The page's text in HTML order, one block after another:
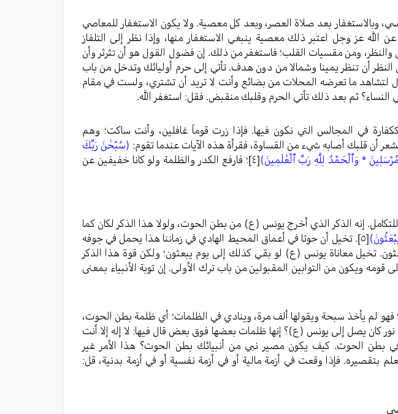
وبالاستغفار بعد صلاة العصر، وبعد كل معصية. ولا يكون الاستغفار للمعاصي
الله عز وجل اعتبر ذلك معصية ينبغي الاستغفار منها، وإذا نظر إلى التلفاز
ومن مقسيات القلب؛ فاستغفر من ذلك. إن فضول القول هو أن تثرثر وأن
أن تنظر يمينا وشمالا من دون هدف. تأتي إلى حرم أوليائك وتدخل من باب
لتشاهد ما تعرضه المحلات من بضائع وأنت لا تريد أن تشتري، ولست في مقام
النساء؟ ثم بعد ذلك تأتي الحرم وقلبك منقبض. فقل: استغفر الله.
في المجالس التي نكون فيها. فإذا زرت قوماً غافلين، وأنت ساكت؛ وهم
أن قلبك أصابه شيء من القساوة، فقرأة هذه الآيات عندما تقوم: (سُبۡحَٰنَ رَبِّكَ
* وَٱلۡحَمۡدُ لِلَّهِ رَبِّ ٱلۡعَٰلَمِينَ)[٤]
؛ فارفع الكدر والظلمة ولو كانا خفيفين عن
للتكامل. إنه الذكر الذي أخرج يونس (ع) من بطن الحوت، ولولا هذا الذكر لكان كما
[٥]
. تخيل أن حوتا في أعماق المحيط الهادي في زماننا هذا يحمل في جوفه
تخيل معاناة يونس (ع) لو بقي كذلك إلى يوم يبعثون؛ ولكن قوة هذا الذكر
ويكون من التوابين المقبولين من باب ترك الأولى. إن توبة الأنبياء بمعنى
لم يأخذ سبحة ويقولها ألف مرة، وينادي في الظلمات؛ أي ظلمة بطن الحوت،
نور كان يصل إلى يونس (ع)؟ إنها ظلمات بعضها فوق بعض قال فيها: لا إله إلا أنت
الحوت. كيف يكون مصير نبي من أنبيائك بطن الحوت؟ هذا الأمر غير
بتقصيره. فإذا وقعت في أزمة مالية أو في أزمة نفسية أو في أزمة بدنية، قل: